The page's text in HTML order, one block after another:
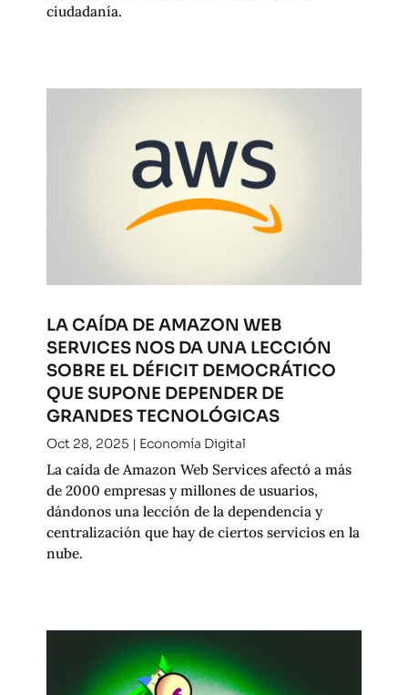
ciudadanía.
LA CAÍDA DE AMAZON WEB
SERVICES NOS DA UNA LECCIÓN
SOBRE EL DÉFICIT DEMOCRÁTICO
QUE SUPONE DEPENDER DE
GRANDES TECNOLÓGICAS
Oct 28, 2025 | Economía Digital
La caída de Amazon Web Services afectó a más
de 2000 empresas y millones de usuarios,
dándonos una lección de la dependencia y
centralización que hay de ciertos servicios en la
nube.